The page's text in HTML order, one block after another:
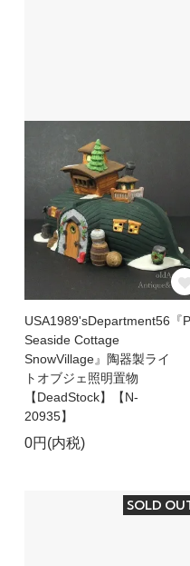
USA1989'sDepartment56『
Seaside Cottage
SnowVillage』陶器製ライ
トオブジェ照明置物
【DeadStock】【N-
20935】
0円(内税)
SOLD